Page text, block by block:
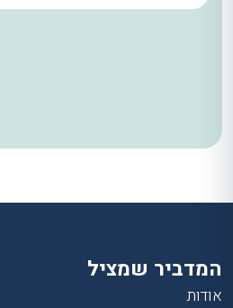
המדביר שמציל
אודות